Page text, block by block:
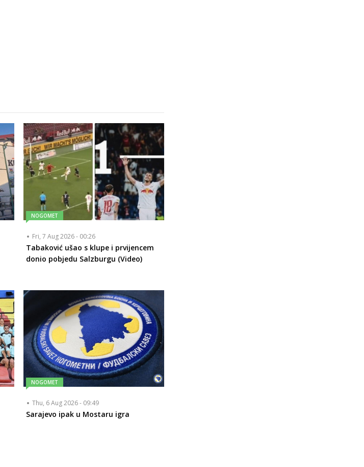
NOGOMET
Fri, 7 Aug 2026 - 00:26
Tabaković ušao s klupe i prvijencem
donio pobjedu Salzburgu (Video)
NOGOMET
Thu, 6 Aug 2026 - 09:49
Sarajevo ipak u Mostaru igra